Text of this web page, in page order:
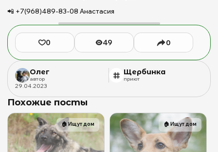
📲 +7(968)489-83-08 Анастасия
0 49 0
Олег
автор
Щербинка
приют
29.04.2023
Похожие посты
🏠Ищут дом 🏠 Ищут дом